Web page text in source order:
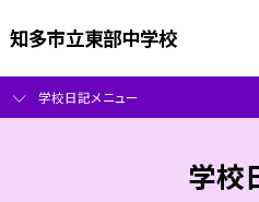
知多市立東部中学校
学校日記メニュー
学校